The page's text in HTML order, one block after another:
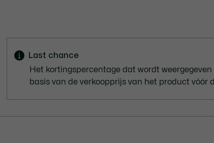
Last chance
Het kortingspercentage dat wordt
basis van de verkoopprijs van het product vóór